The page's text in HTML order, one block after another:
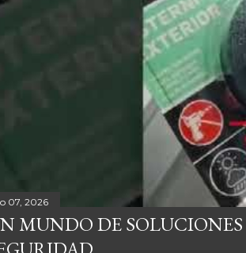
07, 2026
MUNDO DE